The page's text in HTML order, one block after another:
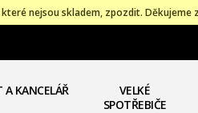
nejsou skladem, zpozdit. Děkujeme
A KANCELÁŘ
VELKÉ
SPOTŘEBIČE